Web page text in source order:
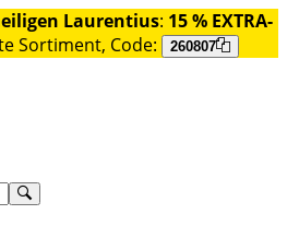
Laurentius: 15 % EXTRA-
Sortiment, Code: 260807